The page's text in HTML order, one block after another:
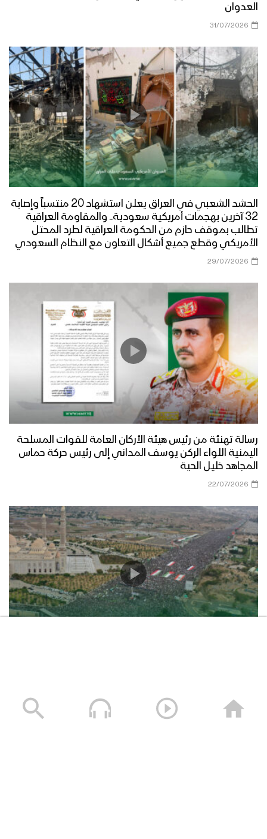
العدوان
31/07/2026
الحشد الشعبي في العراق يعلن استشهاد 20 منتسباً وإصابة
32 آخرين بهجمات أمريكية سعودية.. والمقاومة العراقية
تطالب بموقف حازم من الحكومة العراقية لطرد المحتل
الأمريكي وقطع جميع أشكال التعاون مع النظام السعودي
29/07/2026
رسالة تهنئة من رئيس هيئة الأركان العامة للقوات المسلحة
اليمنية اللواء الركن يوسف المداني إلى رئيس حركة حماس
المجاهد خليل الحية
22/07/2026
17/07/2026